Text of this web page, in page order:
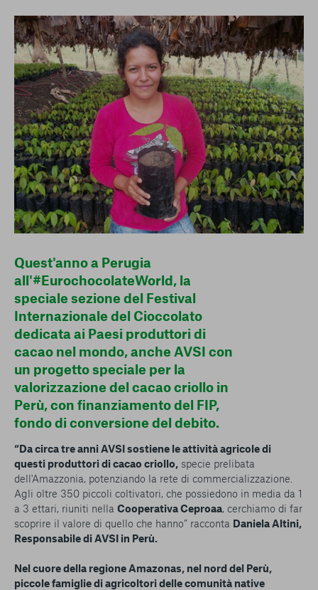
condizionare l’esperienza sulla Piattaforma e il suo
funzionamento. Premendo “Conferma le mie scelte”, la
selezione relativa ai cookie effettuata verrà salvata. Se non è
stata selezionata alcuna opzione, premere questo pulsante
equivarrà a rifiutare tutti i cookie. Per ulteriori informazioni, è
possibile consultare la nostra Ulteriori informazioni
Cookie strettamente necessari
Cookie di analisi
Cookies di marketing
Quest'anno a Perugia
all'#EurochocolateWorld, la
speciale sezione del Festival
Internazionale del Cioccolato
dedicata ai Paesi produttori di
cacao nel mondo, anche AVSI con
un progetto speciale per la
valorizzazione del cacao criollo in
Perù, con finanziamento del FIP,
fondo di conversione del debito.
“Da circa tre anni AVSI sostiene le attività agricole di
questi produttori di cacao criollo, specie prelibata
dell'Amazzonia, potenziando la rete di commercializzazione.
Agli oltre 350 piccoli coltivatori, che possiedono in media da 1
a 3 ettari, riuniti nella Cooperativa Ceproaa, cerchiamo di far
scoprire il valore di quello che hanno” racconta Daniela Altini,
Responsabile di AVSI in Perù.
Nel cuore della regione Amazonas, nel nord del Perù,
piccole famiglie di agricoltori delle comunità native